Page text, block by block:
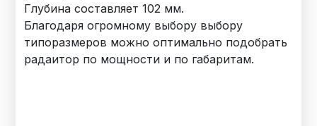
Глубина составляет 102 мм.
Благодаря огромному выбору выбору
типоразмеров можно оптимально подобрать
радаитор по мощности и по габаритам.